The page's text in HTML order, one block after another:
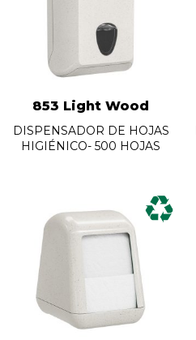
853 Light Wood
DISPENSADOR DE HOJAS
HIGIÉNICO- 500 HOJAS